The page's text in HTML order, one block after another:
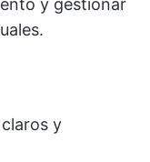
y gestionar
y